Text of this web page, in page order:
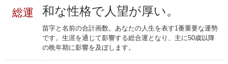
総運
和な性格で人望が厚い。
苗字と名前の合計画数。あなたの人生を表す1番重要な運勢
です。生涯を通じて影響する総合運となり、主に50歳以降
の晩年期に影響を及ぼします。